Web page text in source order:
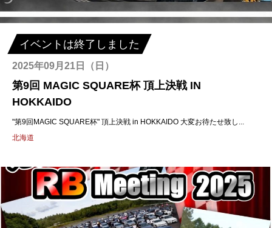
イベントは終了しました
2025年09月21日（日）
第9回 MAGIC SQUARE杯 頂上決戦 IN
HOKKAIDO
"第9回MAGIC SQUARE杯" 頂上決戦 in HOKKAIDO 大変お待たせ致し...
北海道